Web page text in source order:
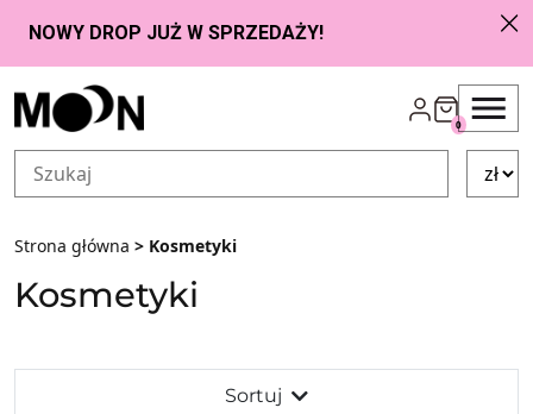
Przejdź do zawartości
0
Strona główna > Kosmetyki
Kosmetyki
Sortuj